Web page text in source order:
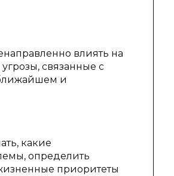
влиять на
связанные с
и
какие
определить
приоритеты